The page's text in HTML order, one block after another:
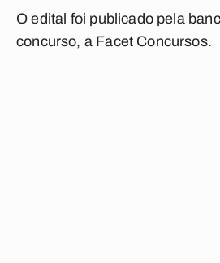
O edital foi publicado pela
concurso, a Facet Concursos.